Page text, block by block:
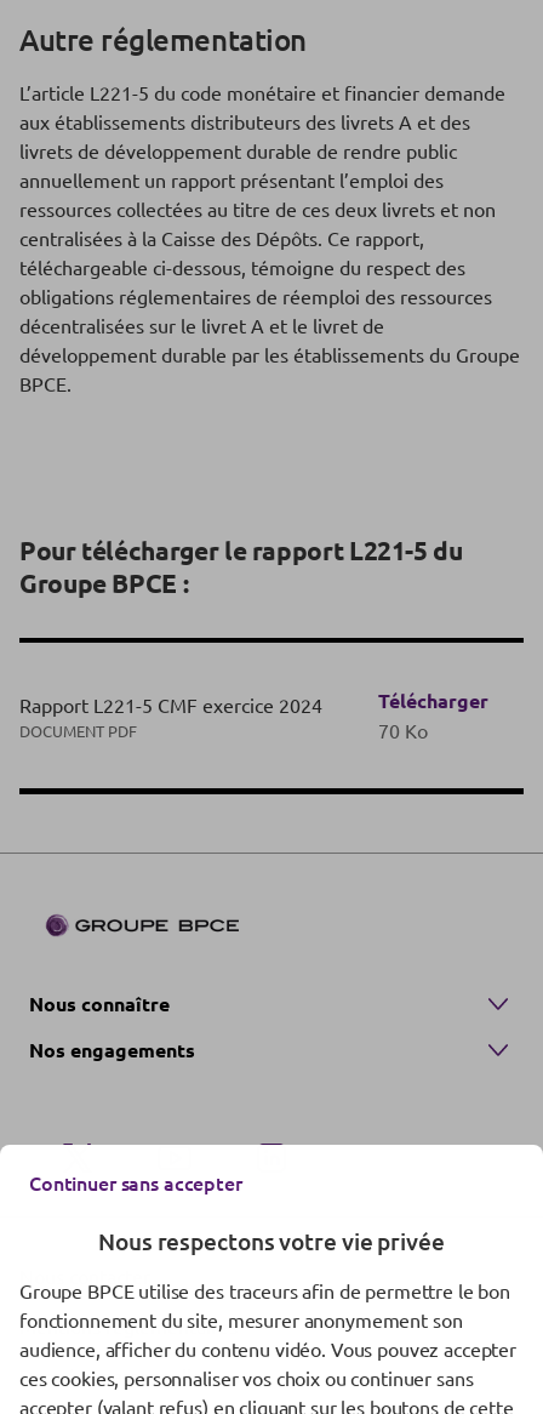
Autre réglementation
L’article L221-5 du code monétaire et financier demande
aux établissements distributeurs des livrets A et des
livrets de développement durable de rendre public
annuellement un rapport présentant l’emploi des
ressources collectées au titre de ces deux livrets et non
centralisées à la Caisse des Dépôts. Ce rapport,
téléchargeable ci-dessous, témoigne du respect des
obligations réglementaires de réemploi des ressources
décentralisées sur le livret A et le livret de
développement durable par les établissements du Groupe
BPCE.
Pour télécharger le rapport L221-5 du
Groupe BPCE :
Rapport L221-5 CMF exercice 2024
DOCUMENT PDF
Télécharger
70 Ko
Nous connaître
Nos engagements
Mentions réglementaires
Données personnelles
Continuer sans accepter
Nous respectons votre vie privée
Groupe BPCE utilise des traceurs afin de permettre le bon
fonctionnement du site, mesurer anonymement son
audience, afficher du contenu vidéo. Vous pouvez accepter
ces cookies, personnaliser vos choix ou continuer sans
accepter (valant refus) en cliquant sur les boutons de cette